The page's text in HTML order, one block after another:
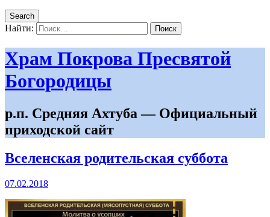
Search
Найти:
Храм Покрова Пресвятой
Богородицы
р.п. Средняя Ахтуба — Официальный
приходской сайт
Вселенская родительская суббота
07.02.2018